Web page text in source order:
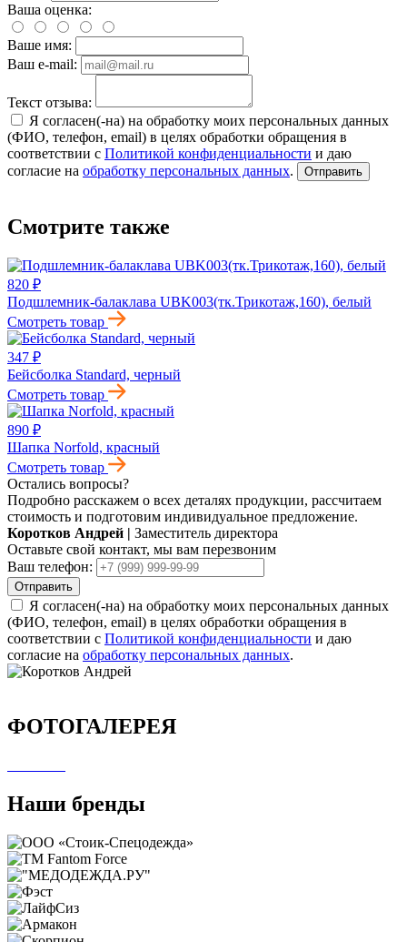
Ваша оценка:
Ваше имя:
Ваш e-mail:
Текст отзыва:
Я согласен(-на) на обработку моих персональных данных
(ФИО, телефон, email) в целях обработки обращения в
соответствии с Политикой конфиденциальности и даю
согласие на обработку персональных данных. Отправить
Смотрите также
820 ₽
Подшлемник-балаклава UBK003(тк.Трикотаж,160), белый
Смотреть товар
347 ₽
Бейсболка Standard, черный
Смотреть товар
890 ₽
Шапка Norfold, красный
Смотреть товар
Остались вопросы?
Подробно расскажем о всех деталях продукции, рассчитаем
стоимость и подготовим индивидуальное предложение.
Коротков Андрей | Заместитель директора
Оставьте свой контакт, мы вам перезвоним
Ваш телефон:
Отправить
Я согласен(-на) на обработку моих персональных данных
(ФИО, телефон, email) в целях обработки обращения в
соответствии с Политикой конфиденциальности и даю
согласие на обработку персональных данных.
ФОТОГАЛЕРЕЯ
Наши бренды